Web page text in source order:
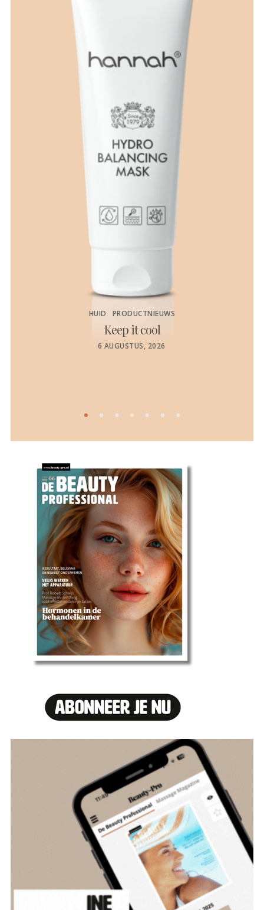
HUID PRODUCTNIEUWS
Keep it cool
POSTED
6 AUGUSTUS, 2026